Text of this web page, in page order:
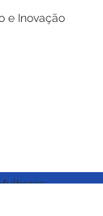
e Inovação